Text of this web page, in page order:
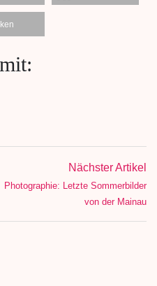
Nächster Artikel
Photographie: Letzte Sommerbilder
von der Mainau